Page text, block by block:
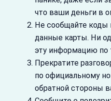
что ваши деньги в
Не сообщайте
данные карты. Ни
эту информацию по
Прекратите
по официальному
обратной стороны